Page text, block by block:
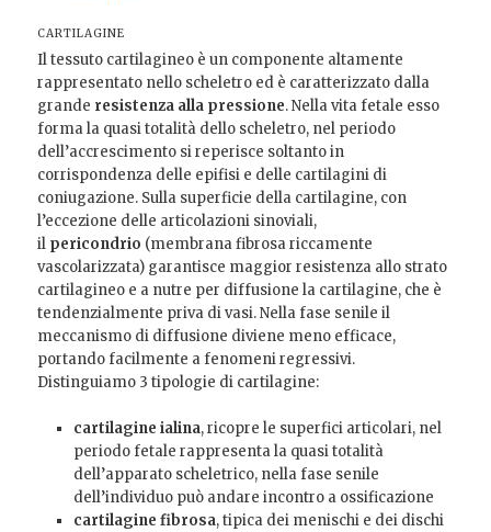
CARTILAGINE
Il tessuto cartilagineo è un componente altamente
rappresentato nello scheletro ed è caratterizzato dalla
grande resistenza alla pressione. Nella vita fetale esso
forma la quasi totalità dello scheletro, nel periodo
dell’accrescimento si reperisce soltanto in
corrispondenza delle epifisi e delle cartilagini di
coniugazione. Sulla superficie della cartilagine, con
l’eccezione delle articolazioni sinoviali,
il pericondrio (membrana fibrosa riccamente
vascolarizzata) garantisce maggior resistenza allo strato
cartilagineo e a nutre per diffusione la cartilagine, che è
tendenzialmente priva di vasi. Nella fase senile il
meccanismo di diffusione diviene meno efficace,
portando facilmente a fenomeni regressivi.
Distinguiamo 3 tipologie di cartilagine:
cartilagine ialina, ricopre le superfici articolari, nel
periodo fetale rappresenta la quasi totalità
dell’apparato scheletrico, nella fase senile
dell’individuo può andare incontro a ossificazione
cartilagine fibrosa, tipica dei menischi e dei dischi